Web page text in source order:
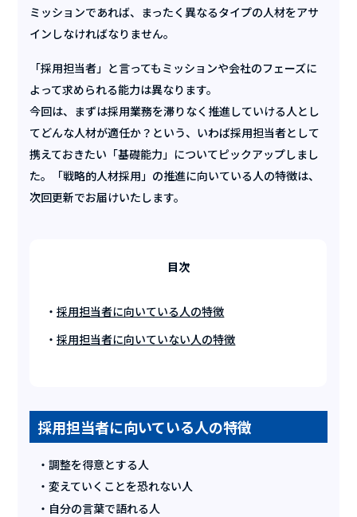
ミッションであれば、まったく異なるタイプの人材をアサ
インしなければなりません。
「採用担当者」と言ってもミッションや会社のフェーズに
よって求められる能力は異なります。
今回は、まずは採用業務を滞りなく推進していける人とし
てどんな人材が適任か？という、いわば採用担当者として
携えておきたい「基礎能力」についてピックアップしまし
た。「戦略的人材採用」の推進に向いている人の特徴は、
次回更新でお届けいたします。
目次
採用担当者に向いている人の特徴
採用担当者に向いていない人の特徴
採用担当者に向いている人の特徴
調整を得意とする人
変えていくことを恐れない人
自分の言葉で語れる人